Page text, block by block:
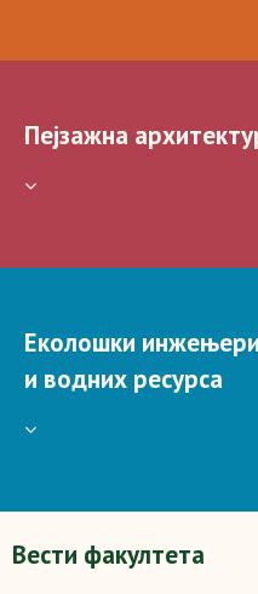
Пејзажна
Еколошки
и водних ресурса
Вести факултетa